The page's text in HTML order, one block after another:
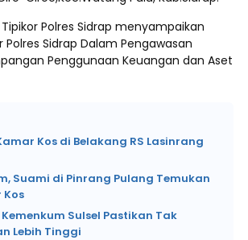
Polres Sidrap menyampaikan
Sidrap Dalam Pengawasan
Penggunaan Keuangan dan Aset
Kos di Belakang RS Lasinrang
Suami di Pinrang Pulang Temukan
Sulsel Pastikan Tak
Lebih Tinggi